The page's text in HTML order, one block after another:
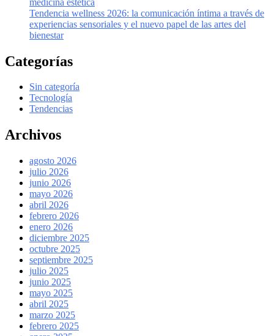
Tendencia wellness 2026: la comunicación íntima a través de
experiencias sensoriales y el nuevo papel de las artes del
bienestar
Categorías
Sin categoría
Tecnología
Tendencias
Archivos
agosto 2026
julio 2026
junio 2026
mayo 2026
abril 2026
febrero 2026
enero 2026
diciembre 2025
octubre 2025
septiembre 2025
julio 2025
junio 2025
mayo 2025
abril 2025
marzo 2025
febrero 2025